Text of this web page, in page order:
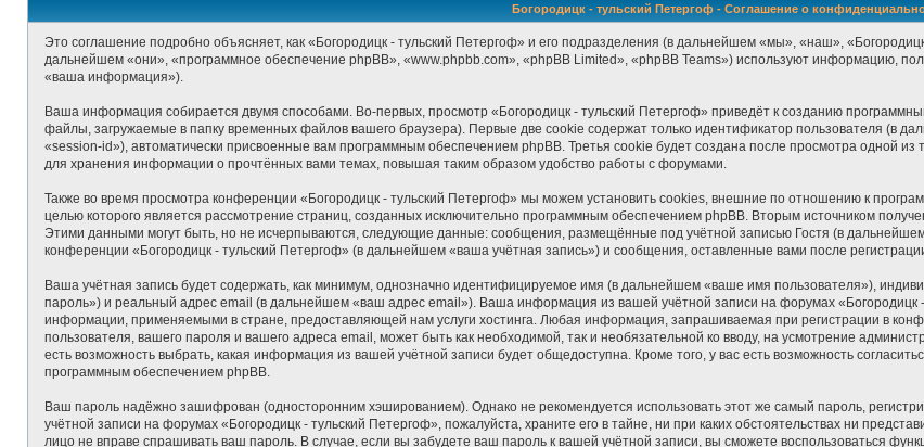
Богородицк - тульский Петергоф - Соглашение о
Это соглашение подробно объясняет, как «Богородицк - тульский Петергоф» и его подразделения (в дальнейшем «мы», «наш»,
дальнейшем «они», «программное обеспечение phpBB», «www.phpbb.com», «phpBB Limited», «phpBB Teams») используют информацию,
«ваша информация»).
Ваша информация собирается двумя способами. Во-первых, просмотр «Богородицк - тульский Петергоф» приведёт к созданию
файлы, загружаемые в папку временных файлов вашего браузера). Первые две cookie содержат только идентификатор пользователя (в
«session-id»), автоматически присвоенные вам программным обеспечением phpBB. Третья cookie будет создана после просмотра одной из
для хранения информации о прочтённых вами темах, повышая таким образом удобство работы с форумами.
Также во время просмотра конференции «Богородицк - тульский Петергоф» мы можем установить cookies, внешние по отношению к
целью которого является рассмотрение страниц, созданных исключительно программным обеспечением phpBB. Вторым источником
Этими данными могут быть, но не исчерпываются, следующие данные: сообщения, размещённые под учётной записью Гостя (в
конференции «Богородицк - тульский Петергоф» (в дальнейшем «ваша учётная запись») и сообщения, оставленные вами после
Ваша учётная запись будет содержать, как минимум, однозначно идентифицируемое имя (в дальнейшем «ваше имя пользователя»),
пароль») и реальный адрес email (в дальнейшем «ваш адрес email»). Ваша информация из вашей учётной записи на форумах «Богородицк
информации, применяемыми в стране, предоставляющей нам услуги хостинга. Любая информация, запрашиваемая при регистрации в
пользователя, вашего пароля и вашего адреса email, может быть как необходимой, так и необязательной ко вводу, на усмотрение
есть возможность выбрать, какая информация из вашей учётной записи будет общедоступна. Кроме того, у вас есть возможность
программным обеспечением phpBB.
Ваш пароль надёжно зашифрован (односторонним хэшированием). Однако не рекомендуется использовать этот же самый пароль,
учётной записи на форумах «Богородицк - тульский Петергоф», пожалуйста, храните его в тайне, ни при каких обстоятельствах ни
лицо не вправе спрашивать ваш пароль. В случае, если вы забудете ваш пароль к вашей учётной записи, вы сможете воспользоваться